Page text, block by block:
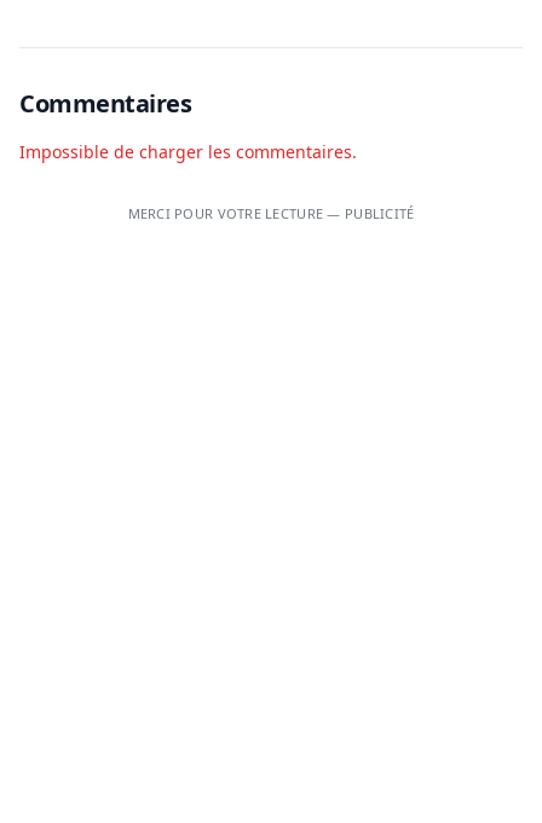
Commentaires
Impossible de charger les commentaires.
MERCI POUR VOTRE LECTURE — PUBLICITÉ